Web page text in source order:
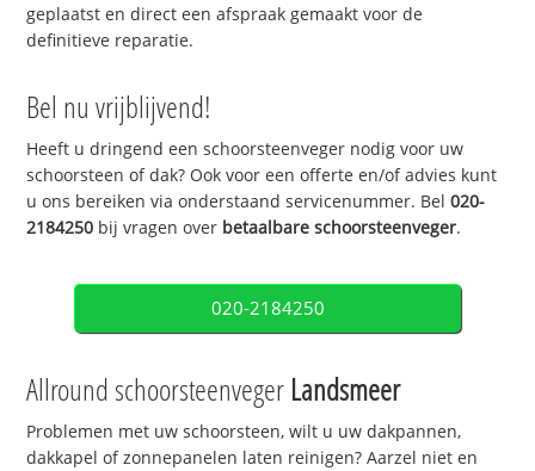
geplaatst en direct een afspraak gemaakt voor de
definitieve reparatie.
Bel nu vrijblijvend!
Heeft u dringend een schoorsteenveger nodig voor uw
schoorsteen of dak? Ook voor een offerte en/of advies kunt
u ons bereiken via onderstaand servicenummer. Bel020-
2184250 bij vragen over betaalbare schoorsteenveger.
020-2184250
Allround schoorsteenveger Landsmeer
Problemen met uw schoorsteen, wilt u uw dakpannen,
dakkapel of zonnepanelen laten reinigen? Aarzel niet en